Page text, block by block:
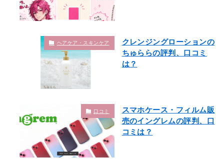
ヘアケア・スキンケア
クレンジングローションの
ちゅららの評判、口コミ
は？
口コミ
スマホケース・フィルム販
売のイングレムの評判、口
コミは？